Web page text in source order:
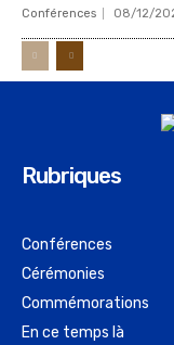
Conférences 08/12/
Rubriques
Conférences
Cérémonies
Commémorations
En ce temps là